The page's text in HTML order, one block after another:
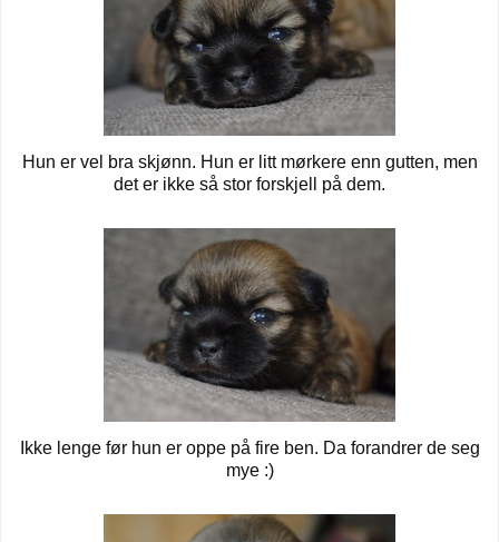
Hun er vel bra skjønn. Hun er litt mørkere enn gutten, men
det er ikke så stor forskjell på dem.
Ikke lenge før hun er oppe på fire ben. Da forandrer de seg
mye :)